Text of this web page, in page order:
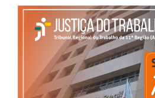
Juízes Manaus
Juízes Roraima
Juízes Interior
Juízes Substitutos
Diretores